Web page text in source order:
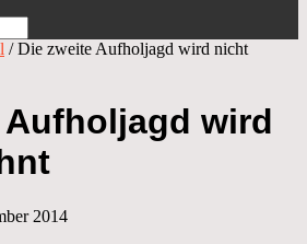
/Die zweite Aufholjagd wird nicht
Aufholjagd wird
2014